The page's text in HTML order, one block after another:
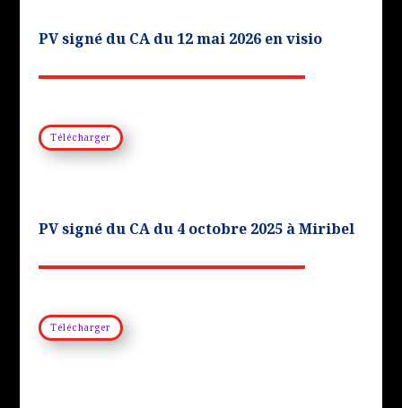
PV signé du CA du 12 mai 2026 en visio
Télécharger
PV signé du CA du 4 octobre 2025 à Miribel
Télécharger